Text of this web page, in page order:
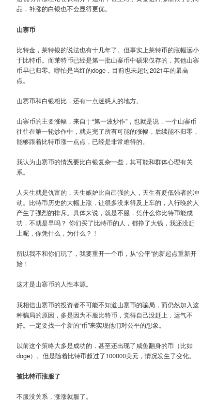
品，补涨的白银也不会显得更优。
山寨币
比特金，莱特银的说法也有十几年了。但事实上莱特币的涨幅远小
于比特币。而莱特币已经是第一批山寨币中硕果仅存的，其他山寨
币早已归零。哪怕是当红的doge，目前也未超过2021年的最高
点。
山寨币和白银相比，还有一点迷惑人的地方。
山寨币的主要涨幅，来自于“第一波炒作”，也就是说，一个山寨币
往往在第一轮炒作中，就走完了所有可能的涨幅，后续能不归零，
能够跟着比特币涨一点点，已经是非常难得的。
我认为山寨币的情况要比白银复杂一些，其可能和群体心理有关
系。
人天生就是仇富的，天生嫉妒比自己强的人，天生有贬低强者的冲
动。比特币历史的大幅上涨，让很多没来得及上车的，入行晚的人
产生了强烈的排斥。具体来说，就是不服，凭什么你比特币能成
功，不就是早吗？ 你们买了比特币的人，都挣了大钱，我还没赶
上呢，你凭什么，为什么？！
所以我不和你们玩了，我要重开一个币，从“公平”的新起点重新开
始！
这才是山寨币的人性本源。
我相信山寨币的投资者不可能不知道山寨币的骗局，而仍然加入这
种骗局的原因，多是因为不服比特币，觉得自己没赶上，运气不
好。一定要找一个新的“币”来实现他们对公平的想象。
以前这个策略大多是成功的，甚至还出现了咸鱼翻身的币（比如
doge）。但是随着比特币超过了100000美元，情况发生了变化。
被比特币涨服了
不服没关系，涨涨就服了。